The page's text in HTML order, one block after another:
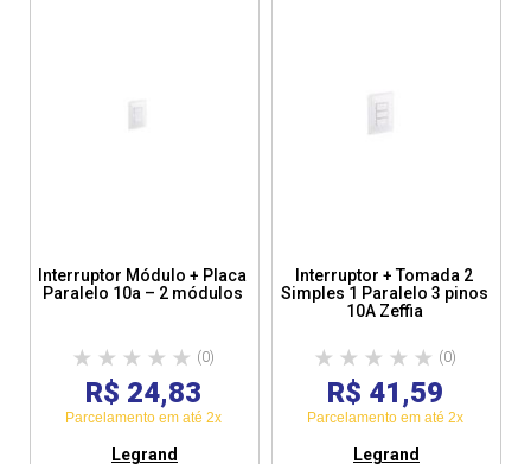
Interruptor Módulo + Placa
Paralelo 10a – 2 módulos
(0)
R$ 24,83
Parcelamento em até 2x
Legrand
Interruptor + Tomada 2
Simples 1 Paralelo 3 pinos
10A Zeffia
(0)
R$ 41,59
Parcelamento em até 2x
Legrand